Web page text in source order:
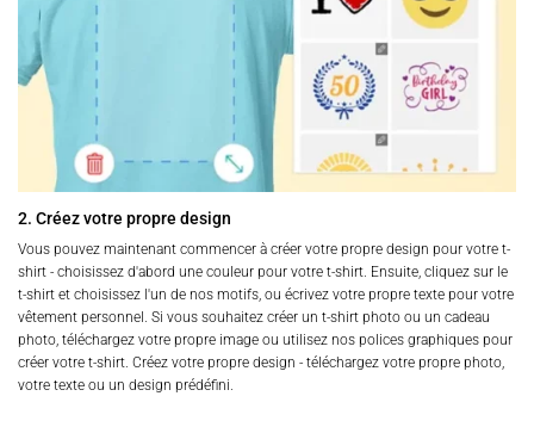
2. Créez votre propre design
Vous pouvez maintenant commencer à créer votre propre design pour votre t-
shirt - choisissez d'abord une couleur pour votre t-shirt. Ensuite, cliquez sur le
t-shirt et choisissez l'un de nos motifs, ou écrivez votre propre texte pour votre
vêtement personnel. Si vous souhaitez créer un t-shirt photo ou un cadeau
photo, téléchargez votre propre image ou utilisez nos polices graphiques pour
créer votre t-shirt. Créez votre propre design - téléchargez votre propre photo,
votre texte ou un design prédéfini.